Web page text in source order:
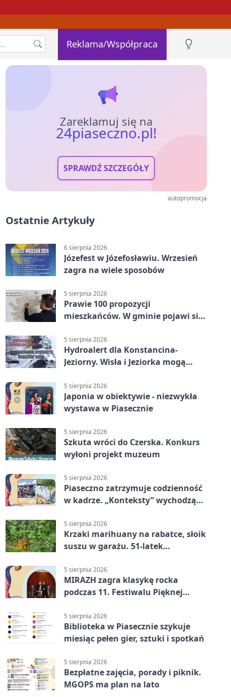
Reklama/Współpraca
Zareklamuj się na
24piaseczno.pl!
SPRAWDŹ SZCZEGÓŁY
autopromocja
Ostatnie Artykuły
6 sierpnia 2026
Józefest w Józefosławiu. Wrzesień
zagra na wiele sposobów
5 sierpnia 2026
Prawie 100 propozycji
mieszkańców. W gminie pojawi się
5 sierpnia 2026
Hydroalert dla Konstancina-
Jeziorny. Wisła i Jeziorka mogą
5 sierpnia 2026
Japonia w obiektywie - niezwykła
wystawa w Piasecznie
5 sierpnia 2026
Szkuta wróci do Czerska. Konkurs
wyłoni projekt muzeum
5 sierpnia 2026
Piaseczno zatrzymuje codzienność
w kadrze. „Konteksty” wychodzą
5 sierpnia 2026
Krzaki marihuany na rabatce, słoik
suszu w garażu. 51-latek
5 sierpnia 2026
MIRAZH zagra klasykę rocka
podczas 11. Festiwalu Pięknej
5 sierpnia 2026
Biblioteka w Piasecznie szykuje
miesiąc pełen gier, sztuki i spotkań
5 sierpnia 2026
Bezpłatne zajęcia, porady i piknik.
MGOPS ma plan na lato